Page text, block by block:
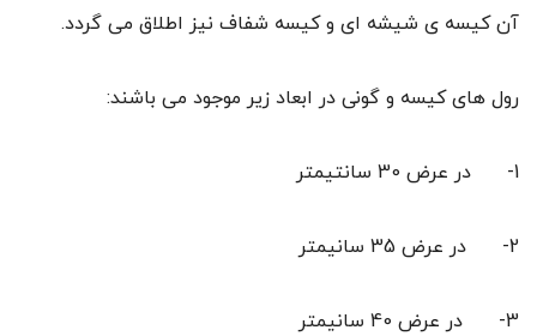
آن کیسه ی شیشه ای و کیسه شفاف نیز اطلاق می گردد.
رول های کیسه و گونی در ابعاد زیر موجود می باشند:
1- در عرض 30 سانتیمتر
2- در عرض 35 سانیمتر
3- در عرض 40 سانیمتر